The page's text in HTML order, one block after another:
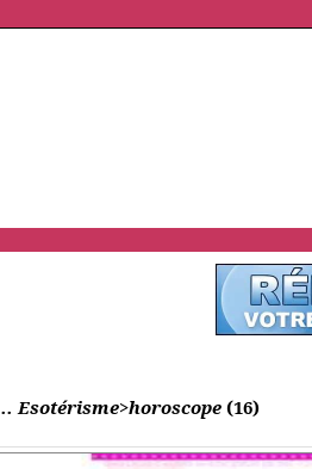
.. Esotérisme>horoscope (16)